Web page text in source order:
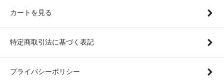
カートを見る
特定商取引法に基づく表記
プライバシーポリシー